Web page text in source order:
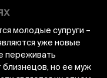
молодые супруги –
уже новые
переживать
но ее муж